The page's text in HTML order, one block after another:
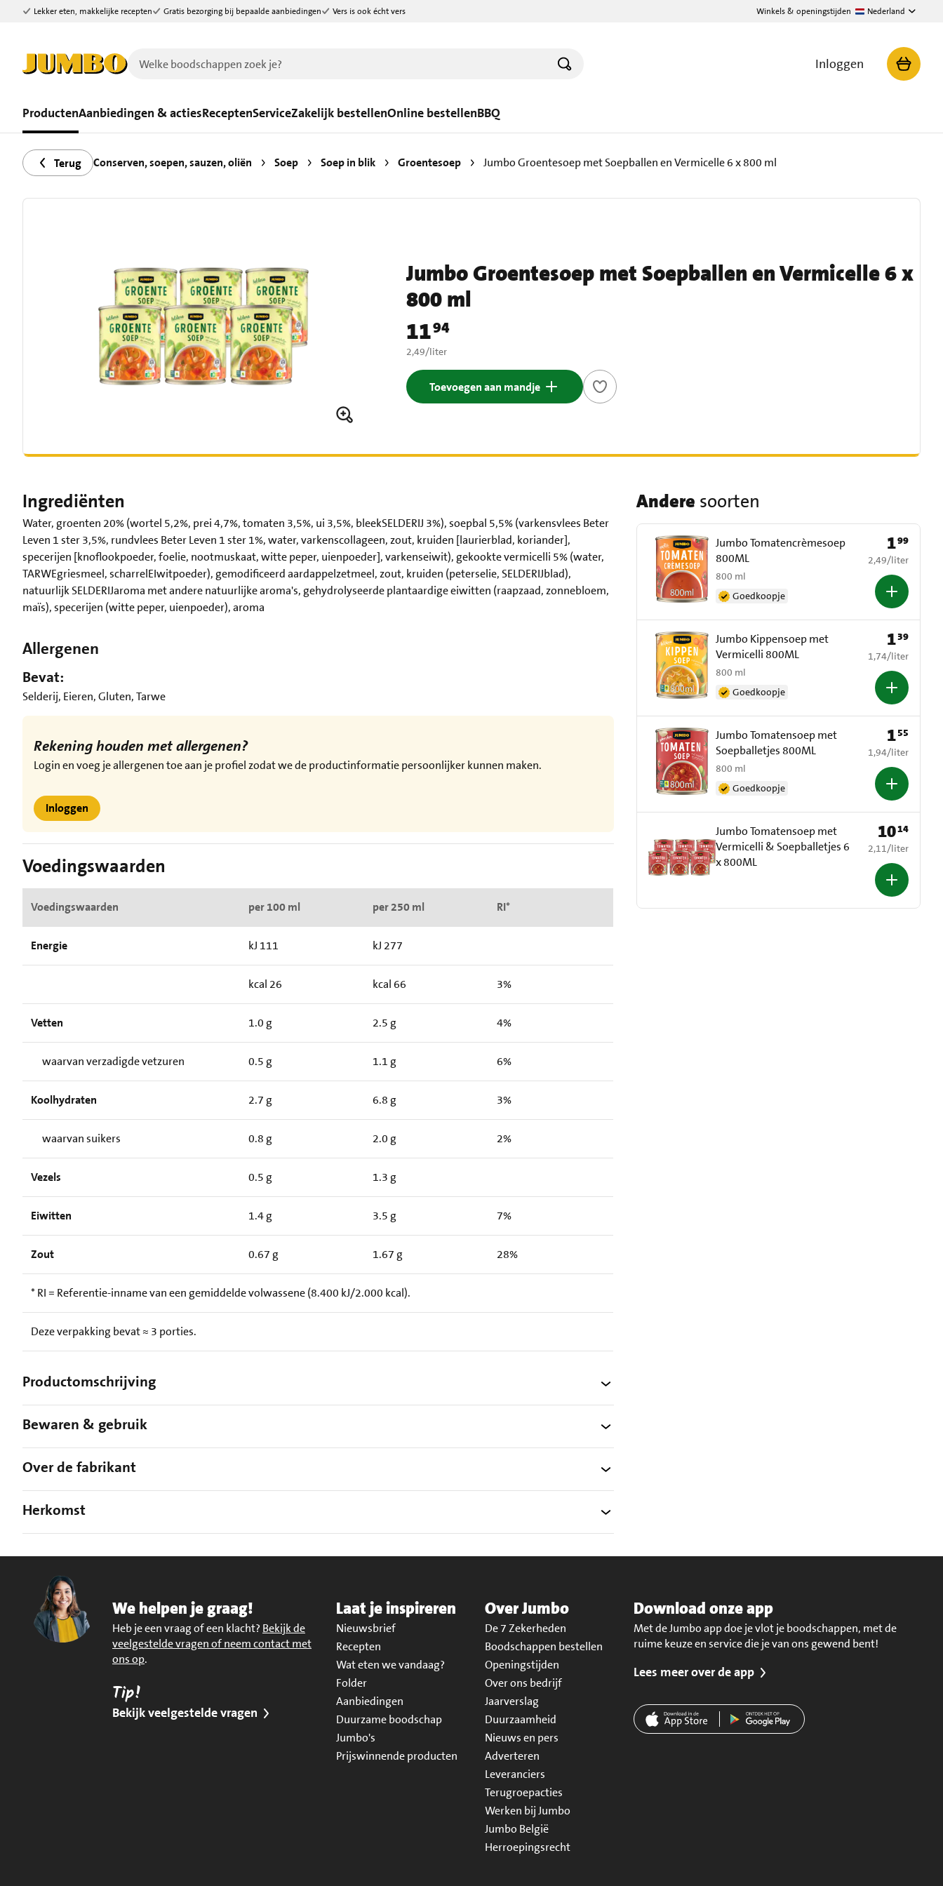
Ga naar zoeken
Ga naar hoofdinhoud
Lekker eten, makkelijke recepten Gratis bezorging bij bepaalde aanbiedingen Vers is ook écht vers Winkels & openingstijden Nederland
Inloggen
ProductenAanbiedingen & actiesReceptenServiceZakelijk bestellenOnline bestellenBBQ
Terug Conserven, soepen, sauzen, oliën Soep Soep in blik Groentesoep Jumbo Groentesoep met Soepballen en Vermicelle 6 x 800 ml
Jumbo Groentesoep met Soepballen en Vermicelle 6 x
800 ml
Prijs: € 11,94
1194
€ 2,49 per liter
2,49/liter
Toevoegen aan mandje
Ingrediënten
Water, groenten 20% (wortel 5,2%, prei 4,7%, tomaten 3,5%, ui 3,5%, bleekSELDERIJ 3%), soepbal 5,5% (varkensvlees Beter
Leven 1 ster 3,5%, rundvlees Beter Leven 1 ster 1%, water, varkenscollageen, zout, kruiden [laurierblad, koriander],
specerijen [knoflookpoeder, foelie, nootmuskaat, witte peper, uienpoeder], varkenseiwit), gekookte vermicelli 5% (water,
TARWEgriesmeel, scharrelEIwitpoeder), gemodificeerd aardappelzetmeel, zout, kruiden (peterselie, SELDERIJblad),
natuurlijk SELDERIJaroma met andere natuurlijke aroma's, gehydrolyseerde plantaardige eiwitten (raapzaad, zonnebloem,
maïs), specerijen (witte peper, uienpoeder), aroma
Allergenen
Bevat:
Selderij, Eieren, Gluten, Tarwe
Rekening houden met allergenen?
Login en voeg je allergenen toe aan je profiel zodat we de productinformatie persoonlijker kunnen maken.
Inloggen
Voedingswaarden
Voedingswaarden per 100 ml per 250 ml RI*
Energie kJ 111 kJ 277
kcal 26 kcal 66 3%
Vetten 1.0 g 2.5 g 4%
waarvan verzadigde vetzuren 0.5 g 1.1 g 6%
Koolhydraten 2.7 g 6.8 g 3%
waarvan suikers 0.8 g 2.0 g 2%
Vezels 0.5 g 1.3 g
Eiwitten 1.4 g 3.5 g 7%
Zout 0.67 g 1.67 g 28%
* RI = Referentie-inname van een gemiddelde volwassene (8.400 kJ/2.000 kcal).
Deze verpakking bevat ≈ 3 porties.
Productomschrijving
Bewaren & gebruik
Over de fabrikant
Herkomst
Andere soorten
Jumbo Tomatencrèmesoep
800ML
800 ml
Goedkoopje
Prijs: € 1,99
199
€ 2,49 per liter
2,49/liter
Jumbo Kippensoep met
Vermicelli 800ML
800 ml
Goedkoopje
Prijs: € 1,39
139
€ 1,74 per liter
1,74/liter
Jumbo Tomatensoep met
Soepballetjes 800ML
800 ml
Goedkoopje
Prijs: € 1,55
155
€ 1,94 per liter
1,94/liter
Jumbo Tomatensoep met
Vermicelli & Soepballetjes 6
x 800ML
Prijs: € 10,14
1014
€ 2,11 per liter
2,11/liter
We helpen je graag!
Heb je een vraag of een klacht? Bekijk de
veelgestelde vragen of neem contact met
ons op.
Tip!
Bekijk veelgestelde vragen
Laat je inspireren
Nieuwsbrief
Recepten
Wat eten we vandaag?
Folder
Aanbiedingen
Duurzame boodschap
Jumbo's
Prijswinnende producten
Over Jumbo
De 7 Zekerheden
Boodschappen bestellen
Openingstijden
Over ons bedrijf
Jaarverslag
Duurzaamheid
Nieuws en pers
Adverteren
Leveranciers
Terugroepacties
Werken bij Jumbo
Jumbo België
Herroepingsrecht
Download onze app
Met de Jumbo app doe je vlot je boodschappen, met de
ruime keuze en service die je van ons gewend bent!
Lees meer over de app